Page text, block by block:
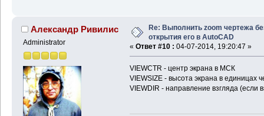
Александр Ривилис
Administrator
Re: Выполнить zoom чертежа
открытия его в AutoCAD
« Ответ #10 : 04-07-2014, 19:20:47 »
VIEWCTR - центр экрана в МСК
VIEWSIZE - высота экрана в единицах
VIEWDIR - направление взгляда (если